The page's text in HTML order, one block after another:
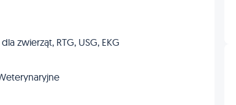
zwierząt, RTG, USG, EKG